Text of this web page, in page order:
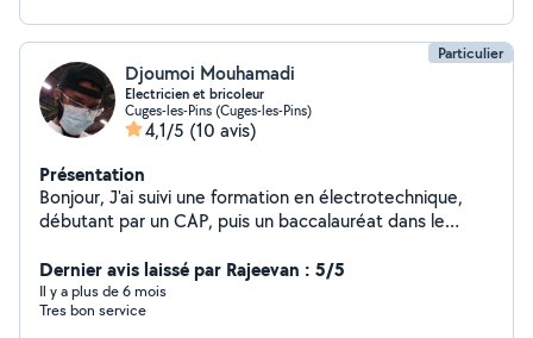
Particulier
Djoumoi Mouhamadi
Electricien et bricoleur
Cuges-les-Pins (Cuges-les-Pins)
4,1/5 (10 avis)
Présentation
Bonjour, J'ai suivi une formation en électrotechnique,
débutant par un CAP, puis un baccalauréat dans le
expérience m'a permis de travailler au sein d'une
entreprise de rénovation, où j'ai pu acquérir des
compétences complémentaires dans le secteur du
Dernier avis laissé par Rajeevan : 5/5
Il y a plus de 6 mois
Tres bon service